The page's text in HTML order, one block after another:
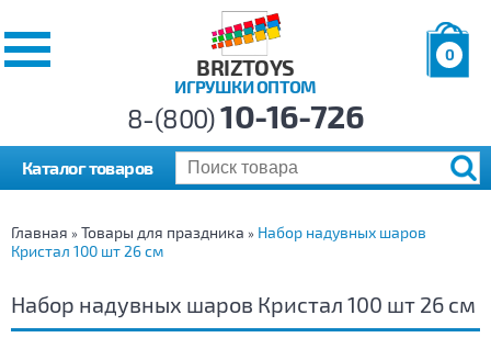
BRIZTOYS
ИГРУШКИ ОПТОМ
0
р.
8-(800)10-16-726
Каталог товаров
Главная » Товары для праздника » Набор надувных шаров
Кристал 100 шт 26 см
Набор надувных шаров Кристал 100 шт 26 см